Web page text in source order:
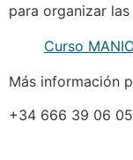
para organizar las
Curso
Más información
+34 666 39 06 05